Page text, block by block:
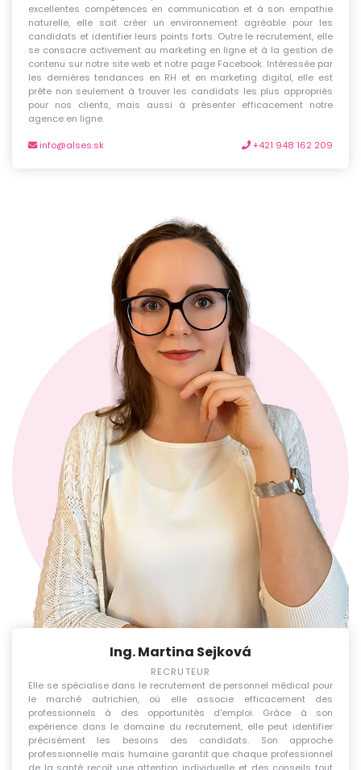
excellentes compétences en communication et à son empathie
naturelle, elle sait créer un environnement agréable pour les
candidats et identifier leurs points forts. Outre le recrutement, elle
se consacre activement au marketing en ligne et à la gestion de
contenu sur notre site web et notre page Facebook. Intéressée par
les dernières tendances en RH et en marketing digital, elle est
prête non seulement à trouver les candidats les plus appropriés
pour nos clients, mais aussi à présenter efficacement notre
agence en ligne.
info@alses.sk +421 948 162 209
Ing. Martina Sejková
RECRUTEUR
Elle se spécialise dans le recrutement de personnel médical pour
le marché autrichien, où elle associe efficacement des
professionnels à des opportunités d'emploi. Grâce à son
expérience dans le domaine du recrutement, elle peut identifier
précisément les besoins des candidats. Son approche
professionnelle mais humaine garantit que chaque professionnel
de la santé reçoit une attention individuelle et des conseils tout